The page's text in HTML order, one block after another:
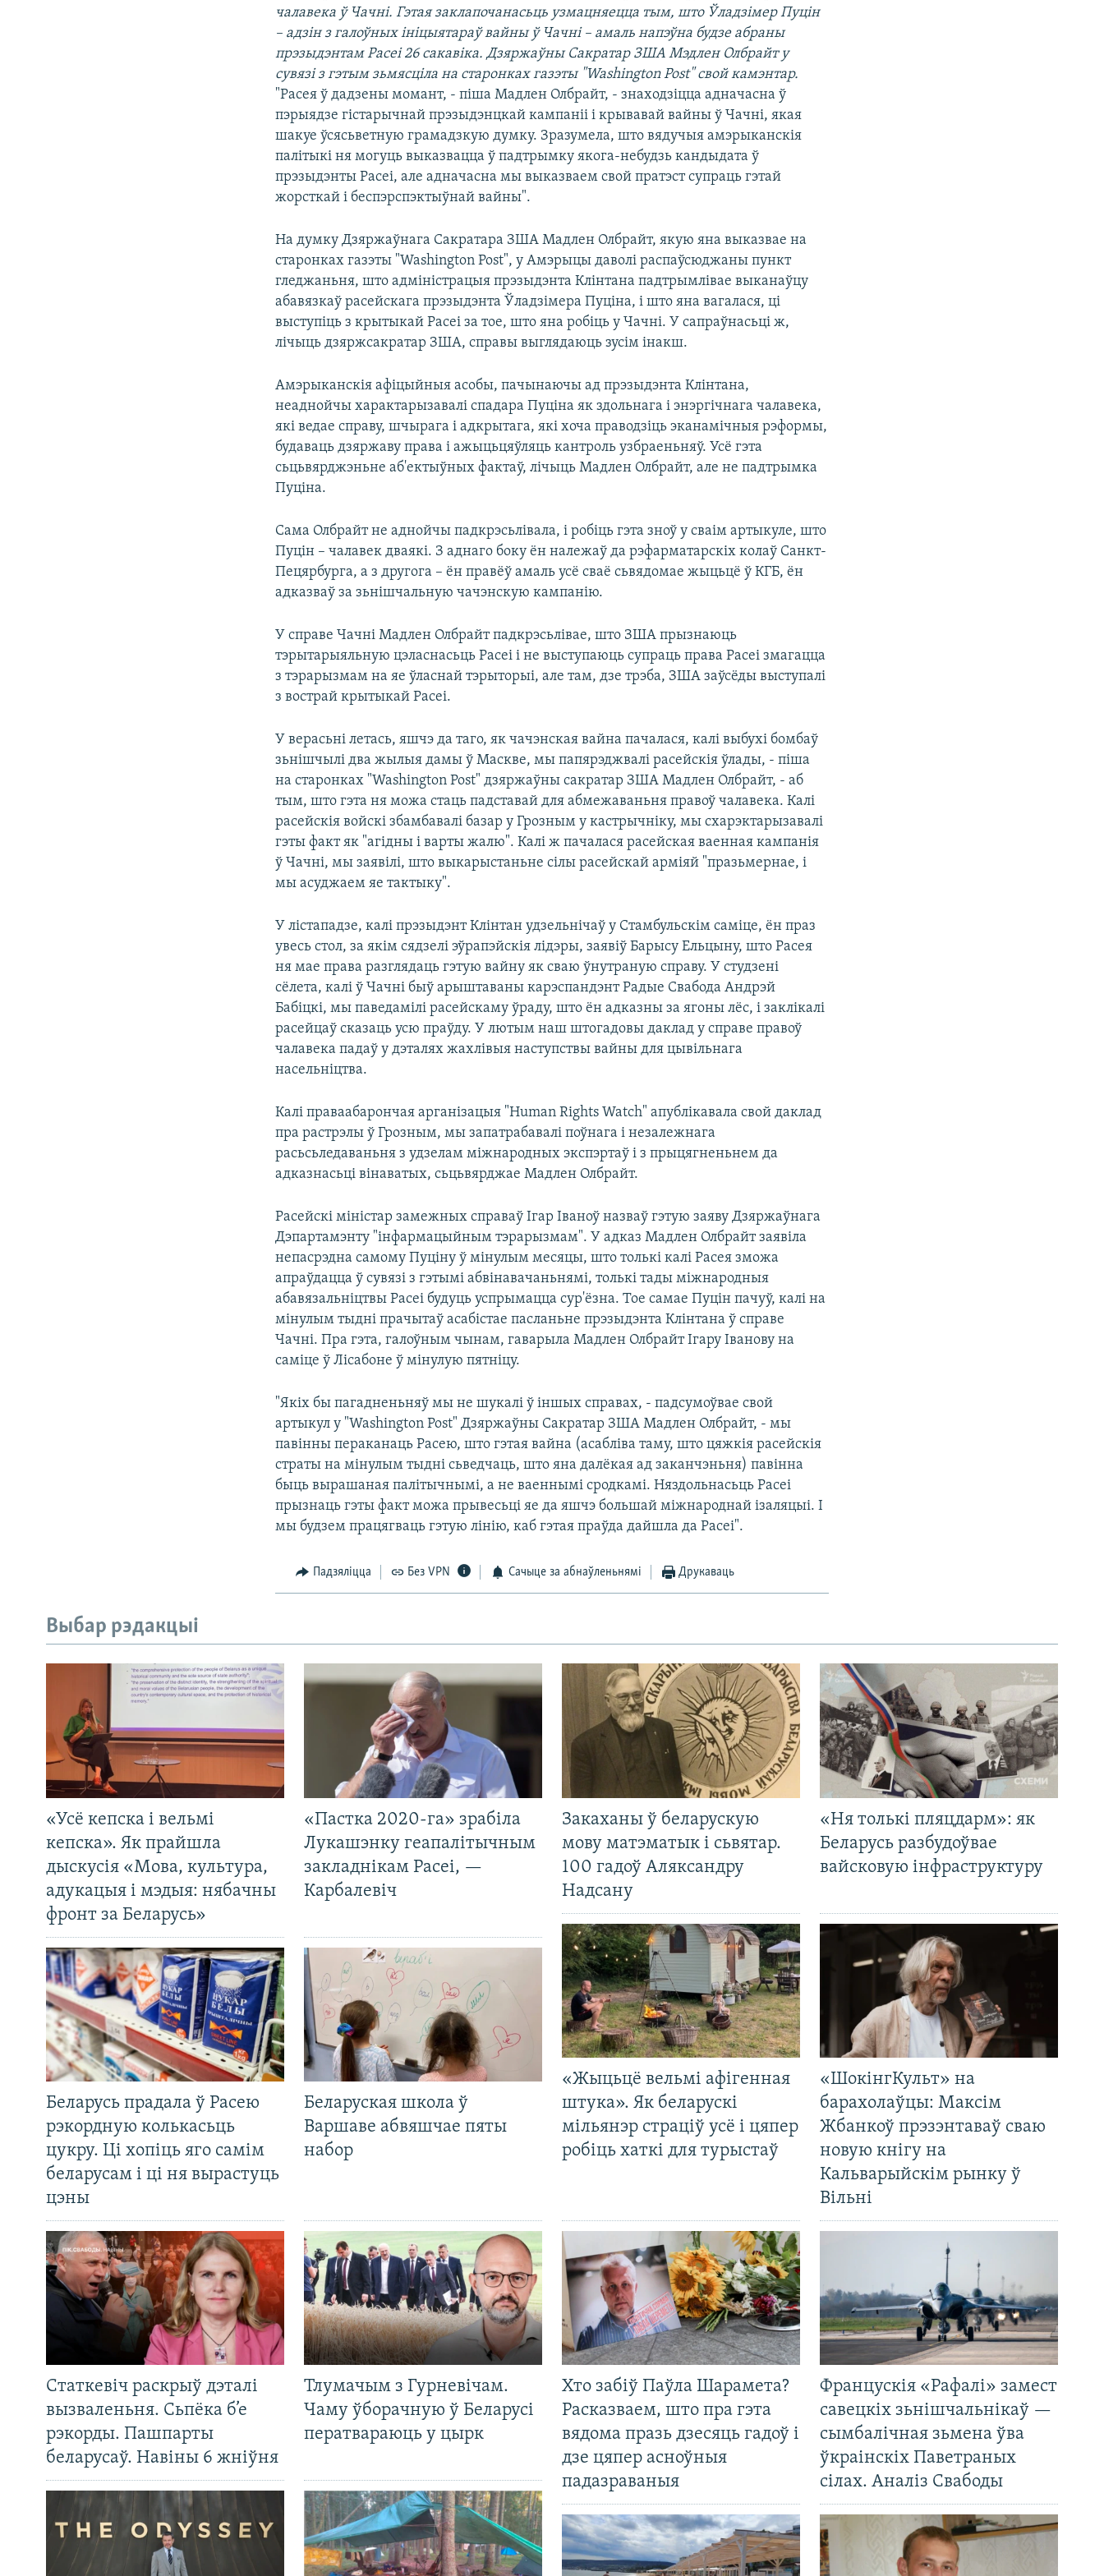
чалавека ў Чачні. Гэтая заклапочанасьць узмацняецца тым, што Ўладзімер Пуцін
– адзін з галоўных ініцыятараў вайны ў Чачні – амаль напэўна будзе абраны
прэзыдэнтам Расеі 26 сакавіка. Дзяржаўны Сакратар ЗША Мэдлен Олбрайт у
сувязі з гэтым зьмясціла на старонках газэты "Washington Post" свой камэнтар.
"Расея ў дадзены момант, - піша Мадлен Олбрайт, - знаходзіцца адначасна ў
пэрыядзе гістарычнай прэзыдэнцкай кампаніі і крывавай вайны ў Чачні, якая
шакуе ўсясьветную грамадзкую думку. Зразумела, што вядучыя амэрыканскія
палітыкі ня могуць выказвацца ў падтрымку якога-небудзь кандыдата ў
прэзыдэнты Расеі, але адначасна мы выказваем свой пратэст супраць гэтай
жорсткай і беспэрспэктыўнай вайны".
На думку Дзяржаўнага Сакратара ЗША Мадлен Олбрайт, якую яна выказвае на
старонках газэты "Washington Post", у Амэрыцы даволі распаўсюджаны пункт
гледжаньня, што адміністрацыя прэзыдэнта Клінтана падтрымлівае выканаўцу
абавязкаў расейскага прэзыдэнта Ўладзімера Пуціна, і што яна вагалася, ці
выступіць з крытыкай Расеі за тое, што яна робіць у Чачні. У сапраўнасьці ж,
лічыць дзяржсакратар ЗША, справы выглядаюць зусім інакш.
Амэрыканскія афіцыйныя асобы, пачынаючы ад прэзыдэнта Клінтана,
неаднойчы характарызавалі спадара Пуціна як здольнага і энэргічнага чалавека,
які ведае справу, шчырага і адкрытага, які хоча праводзіць эканамічныя рэформы,
будаваць дзяржаву права і ажыцьцяўляць кантроль узбраеньняў. Усё гэта
сьцьвярджэньне аб'ектыўных фактаў, лічыць Мадлен Олбрайт, але не падтрымка
Пуціна.
Сама Олбрайт не аднойчы падкрэсьлівала, і робіць гэта зноў у сваім артыкуле, што
Пуцін – чалавек дваякі. З аднаго боку ён належаў да рэфарматарскіх колаў Санкт-
Пецярбурга, а з другога – ён правёў амаль усё сваё сьвядомае жыцьцё ў КГБ, ён
адказваў за зьнішчальную чачэнскую кампанію.
У справе Чачні Мадлен Олбрайт падкрэсьлівае, што ЗША прызнаюць
тэрытарыяльную цэласнасьць Расеі і не выступаюць супраць права Расеі змагацца
з тэрарызмам на яе ўласнай тэрыторыі, але там, дзе трэба, ЗША заўсёды выступалі
з вострай крытыкай Расеі.
У верасьні летась, яшчэ да таго, як чачэнская вайна пачалася, калі выбухі бомбаў
зьнішчылі два жылыя дамы ў Маскве, мы папярэджвалі расейскія ўлады, - піша
на старонках "Washington Post" дзяржаўны сакратар ЗША Мадлен Олбрайт, - аб
тым, што гэта ня можа стаць падставай для абмежаваньня правоў чалавека. Калі
расейскія войскі збамбавалі базар у Грозным у кастрычніку, мы схарэктарызавалі
гэты факт як "агідны і варты жалю". Калі ж пачалася расейская ваенная кампанія
ў Чачні, мы заявілі, што выкарыстаньне сілы расейскай арміяй "празьмернае, і
мы асуджаем яе тактыку".
У лістападзе, калі прэзыдэнт Клінтан удзельнічаў у Стамбульскім саміце, ён праз
увесь стол, за якім сядзелі эўрапэйскія лідэры, заявіў Барысу Ельцыну, што Расея
ня мае права разглядаць гэтую вайну як сваю ўнутраную справу. У студзені
сёлета, калі ў Чачні быў арыштаваны карэспандэнт Радые Свабода Андрэй
Бабіцкі, мы паведамілі расейскаму ўраду, што ён адказны за ягоны лёс, і заклікалі
расейцаў сказаць усю праўду. У лютым наш штогадовы даклад у справе правоў
чалавека падаў у дэталях жахлівыя наступствы вайны для цывільнага
насельніцтва.
Калі праваабарончая арганізацыя "Human Rights Watch" апублікавала свой даклад
пра растрэлы ў Грозным, мы запатрабавалі поўнага і незалежнага
расьсьледаваньня з удзелам міжнародных экспэртаў і з прыцягненьнем да
адказнасьці вінаватых, сьцьвярджае Мадлен Олбрайт.
Расейскі міністар замежных справаў Ігар Іваноў назваў гэтую заяву Дзяржаўнага
Дэпартамэнту "інфармацыйным тэрарызмам". У адказ Мадлен Олбрайт заявіла
непасрэдна самому Пуціну ў мінулым месяцы, што толькі калі Расея зможа
апраўдацца ў сувязі з гэтымі абвінавачаньнямі, толькі тады міжнародныя
абавязальніцтвы Расеі будуць успрымацца сур'ёзна. Тое самае Пуцін пачуў, калі на
мінулым тыдні прачытаў асабістае пасланьне прэзыдэнта Клінтана ў справе
Чачні. Пра гэта, галоўным чынам, гаварыла Мадлен Олбрайт Ігару Іванову на
саміце ў Лісабоне ў мінулую пятніцу.
"Якіх бы пагадненьняў мы не шукалі ў іншых справах, - падсумоўвае свой
артыкул у "Washington Post" Дзяржаўны Сакратар ЗША Мадлен Олбрайт, - мы
павінны пераканаць Расею, што гэтая вайна (асабліва таму, што цяжкія расейскія
страты на мінулым тыдні сьведчаць, што яна далёкая ад заканчэньня) павінна
быць вырашаная палітычнымі, а не ваеннымі сродкамі. Няздольнасьць Расеі
прызнаць гэты факт можа прывесьці яе да яшчэ большай міжнароднай ізаляцыі. І
мы будзем працягваць гэтую лінію, каб гэтая праўда дайшла да Расеі".
Падзяліцца Без VPN Сачыце за абнаўленьнямі Друкаваць
Выбар рэдакцыі
«Усё кепска і вельмі
кепска». Як прайшла
дыскусія «Мова, культура,
адукацыя і мэдыя: нябачны
фронт за Беларусь»
«Пастка 2020-га» зрабіла
Лукашэнку геапалітычным
закладнікам Расеі, —
Карбалевіч
Беларусь прадала ў Расею
рэкордную колькасьць
цукру. Ці хопіць яго самім
беларусам і ці ня вырастуць
цэны
Беларуская школа ў
Варшаве абвяшчае пяты
набор
Статкевіч раскрыў дэталі
вызваленьня. Сьпёка б’е
рэкорды. Пашпарты
беларусаў. Навіны 6 жніўня
Тлумачым з Гурневічам.
Чаму ўборачную ў Беларусі
ператвараюць у цырк
Закаханы ў беларускую
мову матэматык і сьвятар.
100 гадоў Аляксандру
Надсану
«Ня толькі пляцдарм»: як
Беларусь разбудоўвае
вайсковую інфраструктуру
«Жыцьцё вельмі афігенная
штука». Як беларускі
мільянэр страціў усё і цяпер
робіць хаткі для турыстаў
«ШокінгКульт» на
барахолаўцы: Максім
Жбанкоў прэзэнтаваў сваю
новую кнігу на
Кальварыйскім рынку ў
Вільні
Хто забіў Паўла Шарамета?
Расказваем, што пра гэта
вядома празь дзесяць гадоў і
дзе цяпер асноўныя
падазраваныя
Францускія «Рафалі» замест
савецкіх зьнішчальнікаў —
сымбалічная зьмена ўва
ўкраінскіх Паветраных
сілах. Аналіз Свабоды